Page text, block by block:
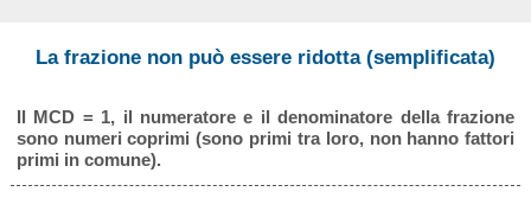
La frazione non può essere ridotta (semplificata)
Il MCD = 1, il numeratore e il denominatore della frazione
sono numeri coprimi (sono primi tra loro, non hanno fattori
primi in comune).